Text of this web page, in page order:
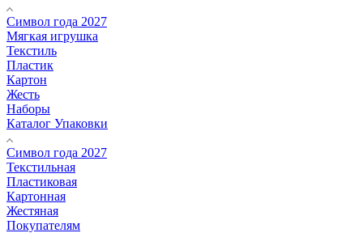
Символ года 2027
Мягкая игрушка
Текстиль
Пластик
Картон
Жесть
Наборы
Каталог Упаковки
Символ года 2027
Текстильная
Пластиковая
Картонная
Жестяная
Покупателям